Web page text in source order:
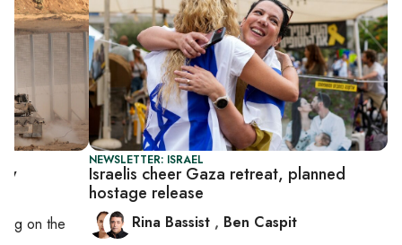
NEWSLETTER: ISRAEL
Israelis cheer Gaza retreat, planned
hostage release
Rina Bassist , Ben Caspit
onthe